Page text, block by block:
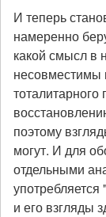
И теперь
намеренно
какой смысл в
несовместимы
тоталитарного
поэтому
могут. И для
отдельными
и его взгляды